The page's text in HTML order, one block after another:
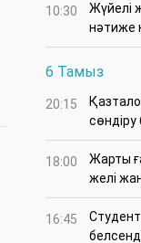
10:30
Жүйелі
нәтиже
6 Тамыз
20:15
18:00
Жарты
желі
16:45